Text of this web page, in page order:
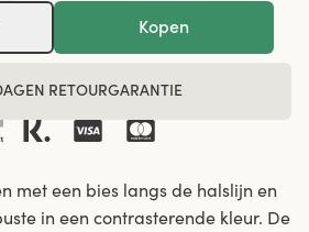
Kopen
RETOURGARANTIE
met een bies langs de halslijn en
in een contrasterende kleur. De